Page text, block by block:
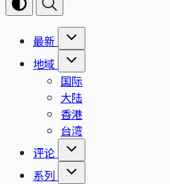
最新
地域
国际
大陆
香港
台湾
评论
系列